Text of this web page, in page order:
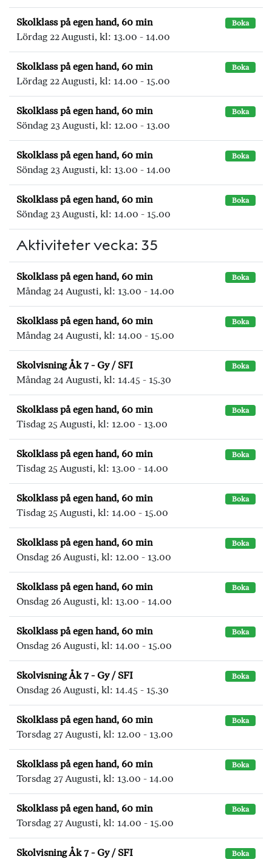
Skolklass på egen hand, 60 min Boka
Lördag 22 Augusti, kl: 13.00 - 14.00
Skolklass på egen hand, 60 min Boka
Lördag 22 Augusti, kl: 14.00 - 15.00
Skolklass på egen hand, 60 min Boka
Söndag 23 Augusti, kl: 12.00 - 13.00
Skolklass på egen hand, 60 min Boka
Söndag 23 Augusti, kl: 13.00 - 14.00
Skolklass på egen hand, 60 min Boka
Söndag 23 Augusti, kl: 14.00 - 15.00
Aktiviteter vecka: 35
Skolklass på egen hand, 60 min Boka
Måndag 24 Augusti, kl: 13.00 - 14.00
Skolklass på egen hand, 60 min Boka
Måndag 24 Augusti, kl: 14.00 - 15.00
Skolvisning Åk 7 - Gy / SFI Boka
Måndag 24 Augusti, kl: 14.45 - 15.30
Skolklass på egen hand, 60 min Boka
Tisdag 25 Augusti, kl: 12.00 - 13.00
Skolklass på egen hand, 60 min Boka
Tisdag 25 Augusti, kl: 13.00 - 14.00
Skolklass på egen hand, 60 min Boka
Tisdag 25 Augusti, kl: 14.00 - 15.00
Skolklass på egen hand, 60 min Boka
Onsdag 26 Augusti, kl: 12.00 - 13.00
Skolklass på egen hand, 60 min Boka
Onsdag 26 Augusti, kl: 13.00 - 14.00
Skolklass på egen hand, 60 min Boka
Onsdag 26 Augusti, kl: 14.00 - 15.00
Skolvisning Åk 7 - Gy / SFI Boka
Onsdag 26 Augusti, kl: 14.45 - 15.30
Skolklass på egen hand, 60 min Boka
Torsdag 27 Augusti, kl: 12.00 - 13.00
Skolklass på egen hand, 60 min Boka
Torsdag 27 Augusti, kl: 13.00 - 14.00
Skolklass på egen hand, 60 min Boka
Torsdag 27 Augusti, kl: 14.00 - 15.00
Skolvisning Åk 7 - Gy / SFI Boka